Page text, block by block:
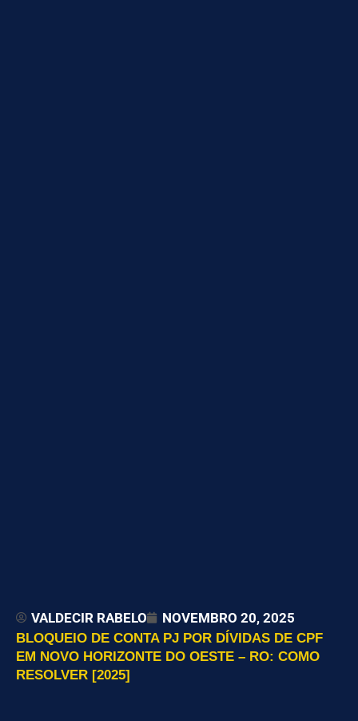
VALDECIR RABELO NOVEMBRO 20, 2025
BLOQUEIO DE CONTA PJ POR DÍVIDAS DE CPF
EM NOVO HORIZONTE DO OESTE – RO: COMO
RESOLVER [2025]